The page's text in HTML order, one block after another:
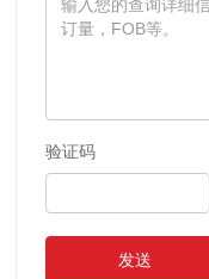
验证码
发送